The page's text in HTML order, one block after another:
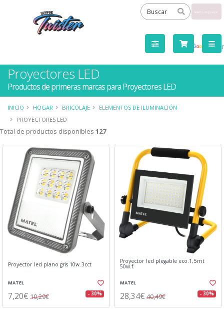
by
Proyectores LED
Productos de primeras marcas para Proyectores LED
INICIO HOGAR BRICOLAJE
ELEMENTOS DE ILUMINACIÓN
PROYECTORES LED
Total de productos disponibles 127
Proyector led plano gris 10w.3cct
MATEL
7,20€ 10,29€ - 30%
Proyector led plegable eco.1,5mt
50w.f.
MATEL
28,34€ 40,49€ - 30%